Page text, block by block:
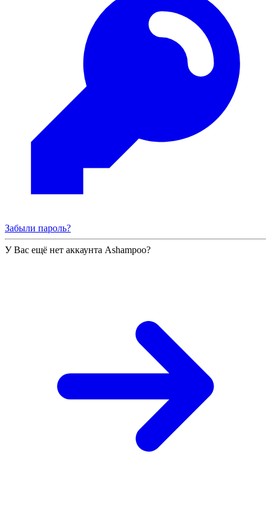
Забыли пароль?
У Вас ещё нет аккаунта Ashampoo?